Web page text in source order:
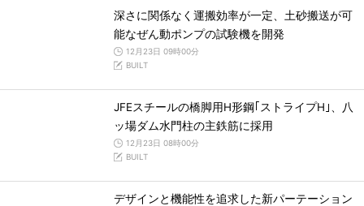
深さに関係なく運搬効率が一定、土砂搬送が可
能なぜん動ポンプの試験機を開発
12月23日 09時00分
BUILT
JFEスチールの橋脚用H形鋼｢ストライプH｣、八
ッ場ダム水門柱の主鉄筋に採用
12月23日 08時00分
BUILT
デザインと機能性を追求した新パーテーション